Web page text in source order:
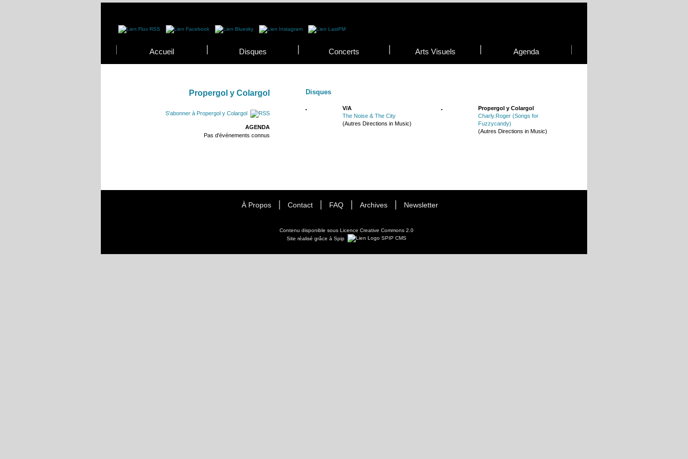
Accueil Disques Concerts Arts Visuels Agenda
Propergol y Colargol
S'abonner à Propergol y Colargol
AGENDA
Pas d'événements connus
Disques
V/A
The Noise & The City
(Autres Directions in Music)
Propergol y Colargol
Charly.Roger (Songs for
Fuzzycandy)
(Autres Directions in Music)
À Propos Contact FAQ Archives Newsletter
Contenu disponible sous Licence Creative Commons 2.0
Site réalisé grâce à Spip